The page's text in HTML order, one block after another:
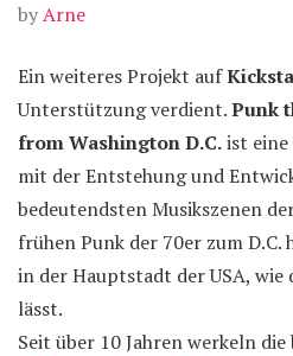
byArne
Ein weiteres Projekt auf
Unterstützung verdient.Punk
from Washington D.C.ist
mit der Entstehung und
bedeutendsten Musikszenen
frühen Punk der 70er zum
in der Hauptstadt der USA,
lässt.
Seit über 10 Jahren werkeln